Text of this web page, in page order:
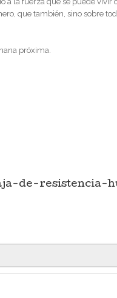
que también, sino sobre
próxima.
de-resistencia-